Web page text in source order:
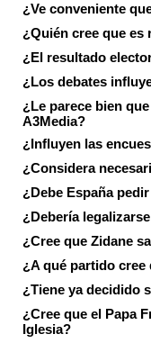
¿Ve conveniente
¿Quién cree que es
¿El resultado
¿Los debates
¿Le parece bien
A3Media?
¿Influyen las
¿Considera
¿Debe España
¿Debería
¿Cree que Zidane
¿A qué partido cree
¿Tiene ya decidido
¿Cree que el Papa
Iglesia?